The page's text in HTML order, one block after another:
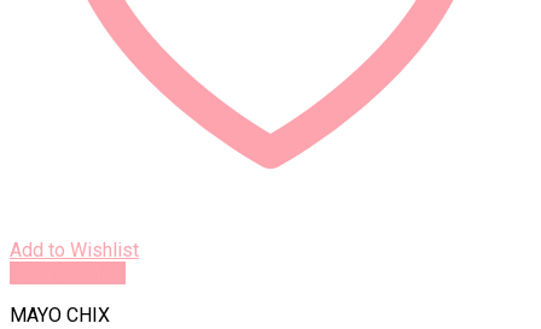
Add to Wishlist
MAYO CHIX